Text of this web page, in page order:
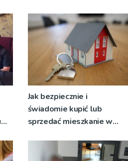
Jak bezpiecznie i
świadomie kupić lub
sprzedać mieszkanie w